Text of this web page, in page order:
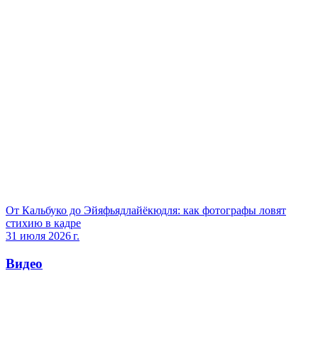
От Кальбуко до Эйяфьядлайёкюдля: как фотографы ловят
стихию в кадре
31 июля 2026 г.
Видео